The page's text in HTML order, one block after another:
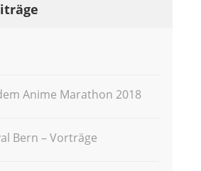
Anime Marathon 2018
Bern – Vorträge